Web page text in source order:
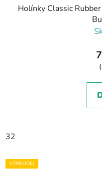
Holínky Classic
32
VÝPRODEJ